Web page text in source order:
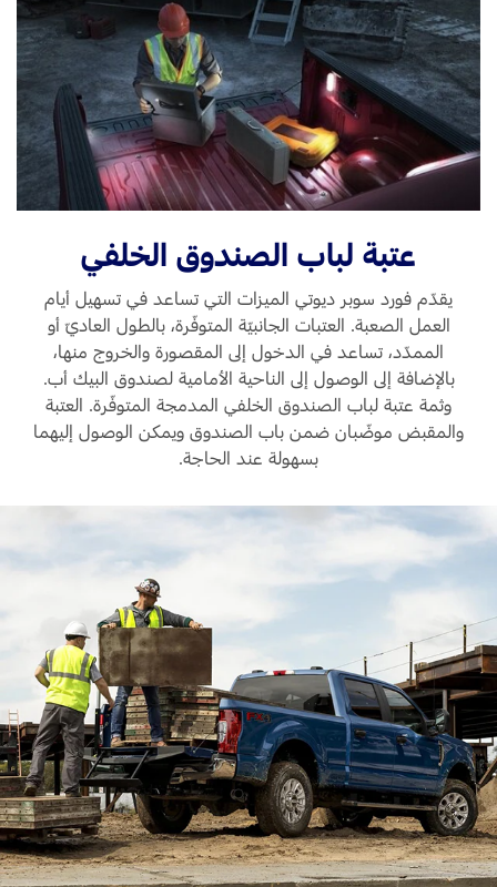
عتبة لباب الصندوق الخلفي
يقدّم فورد سوبر ديوتي الميزات التي تساعد في تسهيل أيام
العمل الصعبة. العتبات الجانبيّة المتوفّرة، بالطول العاديّ أو
الممدّد، تساعد في الدخول إلى المقصورة والخروج منها،
بالإضافة إلى الوصول إلى الناحية الأمامية لصندوق البيك أب.
وثمة عتبة لباب الصندوق الخلفي المدمجة المتوفّرة. العتبة
والمقبض موضّبان ضمن باب الصندوق ويمكن الوصول إليهما
بسهولة عند الحاجة.